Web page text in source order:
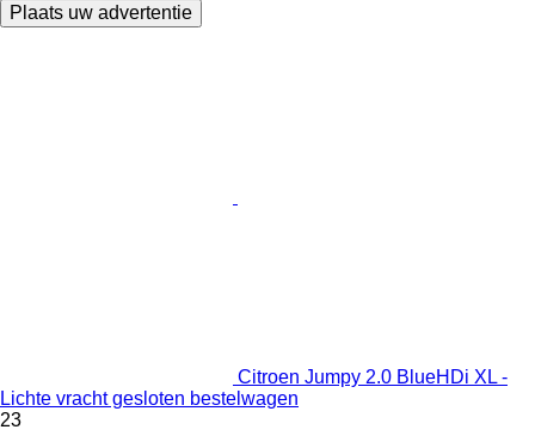
Plaats uw advertentie
Citroen Jumpy 2.0 BlueHDi XL -
Lichte vracht gesloten bestelwagen
23